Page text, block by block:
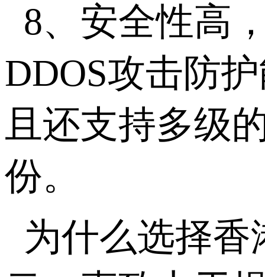
8、安全性高
DDOS攻击防
且还支持多级
份。
为什么选择